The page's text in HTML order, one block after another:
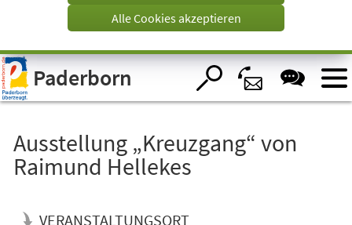
Visuelle
Assistenzsoftware
öffnen.
Alle Cookies akzeptieren
Paderborn
Ausstellung „Kreuzgang“ von
Raimund Hellekes
VERANSTALTUNGSORT